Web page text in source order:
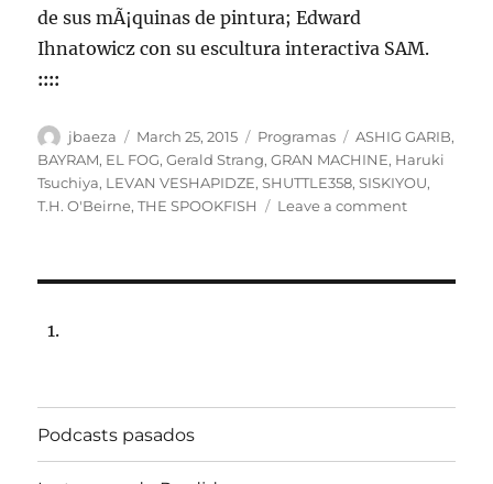
de sus mÃ¡quinas de pintura; Edward
Ihnatowicz con su escultura interactiva SAM.
::::
Author
jbaeza
Posted
on
March 25, 2015 Categories
Programas Tags
ASHIG GARIB,
BAYRAM, EL FOG,Gerald Strang,GRAN MACHINE, Haruki
Tsuchiya, LEVAN VESHAPIDZE,SHUTTLE358,SISKIYOU,
T.H. O'Beirne,THE SPOOKFISH Leave a commenton
Radio
22:00hrs.
Podcasts pasados